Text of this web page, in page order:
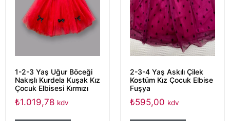
1-2-3 Yaş Uğur Böceği
Nakışlı Kurdela Kuşak Kız
Çocuk Elbisesi Kırmızı
₺1.019,78 kdv
2-3-4 Yaş Askılı Çilek
Kostüm Kız Çocuk Elbise
Fuşya
₺595,00 kdv